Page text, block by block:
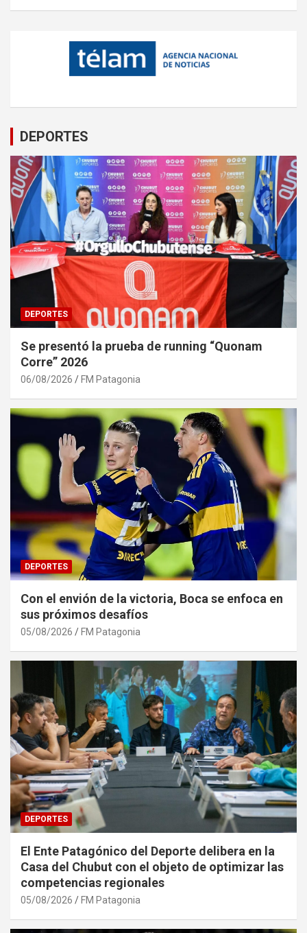
DEPORTES
DEPORTES
Se presentó la prueba de running “Quonam
Corre” 2026
06/08/2026 FM Patagonia
DEPORTES
Con el envión de la victoria, Boca se enfoca en
sus próximos desafíos
05/08/2026 FM Patagonia
DEPORTES
El Ente Patagónico del Deporte delibera en la
Casa del Chubut con el objeto de optimizar las
competencias regionales
05/08/2026 FM Patagonia